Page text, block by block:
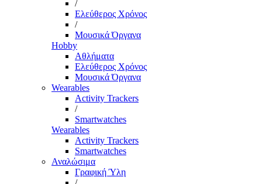
/
Ελεύθερος Χρόνος
/
Μουσικά Όργανα
Hobby
Αθλήματα
Ελεύθερος Χρόνος
Μουσικά Όργανα
Wearables
Activity Trackers
/
Smartwatches
Wearables
Activity Trackers
Smartwatches
Αναλώσιμα
Γραφική Ύλη